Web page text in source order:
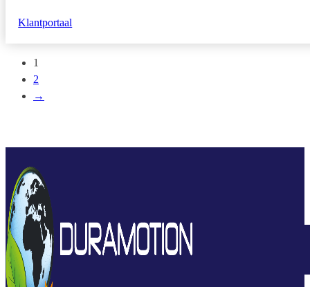
045 203 300 8
Afspraak maken
Klantportaal
Klantportaal
1
2
→